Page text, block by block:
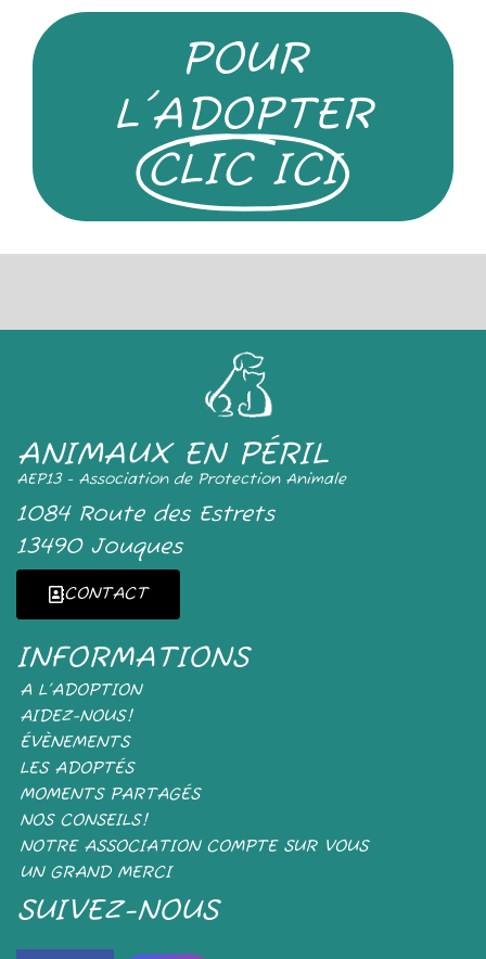
POUR
L'ADOPTER
CLIC ICI
ANIMAUX EN PÉRIL
AEP13 - Association de Protection Animale
1084 Route des Estrets
13490 Jouques
CONTACT
INFORMATIONS
A L’ADOPTION
AIDEZ-NOUS!
ÉVÈNEMENTS
LES ADOPTÉS
MOMENTS PARTAGÉS
NOS CONSEILS!
NOTRE ASSOCIATION COMPTE SUR VOUS
UN GRAND MERCI
SUIVEZ-NOUS